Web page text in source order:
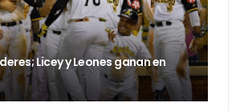
Licey y Leones ganan en